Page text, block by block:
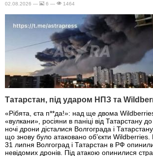
02.08.2026 — 6 — 1464
Татарстан, під ударом НПЗ та
«Рібята, єта п**да!»: над ще двома
«вулкани», росіяни в паніці від Татарстану
ночі дрони дісталися Волгограда і
що знову було атаковано об’єкти Wildberries.
31 липня Волгоград і Татарстан в РФ
невідомих дронів. Під атакою опинилися